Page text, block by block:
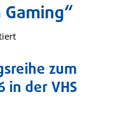
zum
in der VHS